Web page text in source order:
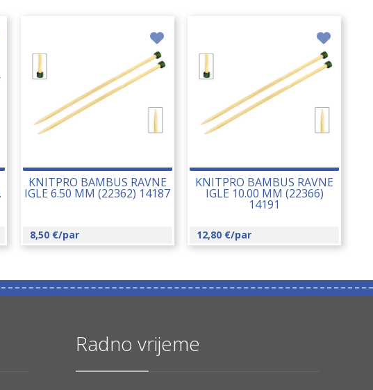
KNITPRO BAMBUS RAVNE
IGLE 6.50 MM (22362) 14187
8,50 €/par
KNITPRO BAMBUS RAVNE
IGLE 10.00 MM (22366)
14191
12,80 €/par
Radno vrijeme